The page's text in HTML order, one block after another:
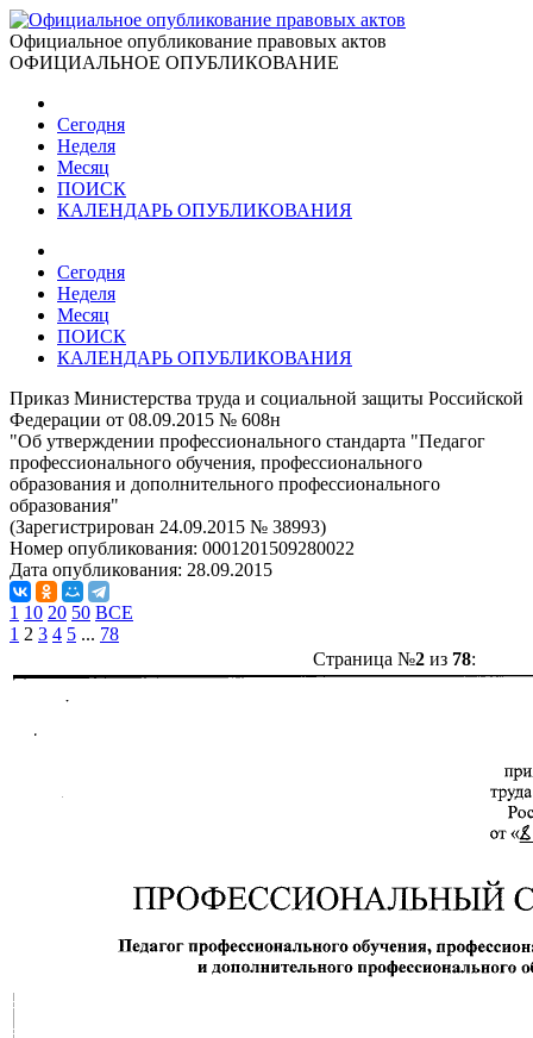
Официальное опубликование правовых актов
ОФИЦИАЛЬНОЕ ОПУБЛИКОВАНИЕ
Сегодня
Неделя
Месяц
ПОИСК
КАЛЕНДАРЬ ОПУБЛИКОВАНИЯ
Сегодня
Неделя
Месяц
ПОИСК
КАЛЕНДАРЬ ОПУБЛИКОВАНИЯ
Приказ Министерства труда и социальной защиты Российской
Федерации от 08.09.2015 № 608н
"Об утверждении профессионального стандарта "Педагог
профессионального обучения, профессионального
образования и дополнительного профессионального
образования"
(Зарегистрирован 24.09.2015 № 38993)
Номер опубликования: 0001201509280022
Дата опубликования: 28.09.2015
1 10 20 50 ВСЕ
1 2 3 4 5 ... 78
Страница №2из 78: